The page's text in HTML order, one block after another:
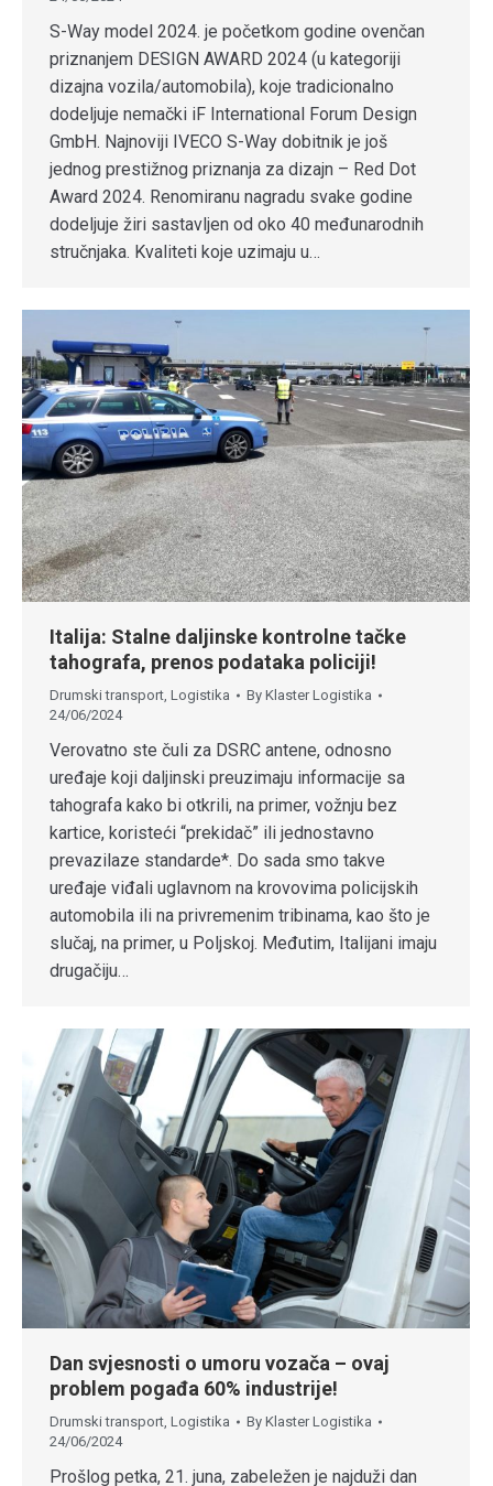
S-Way model 2024. je početkom godine ovenčan
priznanjem DESIGN AWARD 2024 (u kategoriji
dizajna vozila/automobila), koje tradicionalno
dodeljuje nemački iF International Forum Design
GmbH. Najnoviji IVECO S-Way dobitnik je još
jednog prestižnog priznanja za dizajn – Red Dot
Award 2024. Renomiranu nagradu svake godine
dodeljuje žiri sastavljen od oko 40 međunarodnih
stručnjaka. Kvaliteti koje uzimaju u…
Italija: Stalne daljinske kontrolne tačke
tahografa, prenos podataka policiji!
Drumski transport, Logistika By Klaster Logistika
24/06/2024
Verovatno ste čuli za DSRC antene, odnosno
uređaje koji daljinski preuzimaju informacije sa
tahografa kako bi otkrili, na primer, vožnju bez
kartice, koristeći “prekidač” ili jednostavno
prevazilaze standarde*. Do sada smo takve
uređaje viđali uglavnom na krovovima policijskih
automobila ili na privremenim tribinama, kao što je
slučaj, na primer, u Poljskoj. Međutim, Italijani imaju
drugačiju…
Dan svjesnosti o umoru vozača – ovaj
problem pogađa 60% industrije!
Drumski transport Logistika By Klaster Logistika
24/06/2024
Prošlog petka, 21. juna, zabeležen je najduži dan